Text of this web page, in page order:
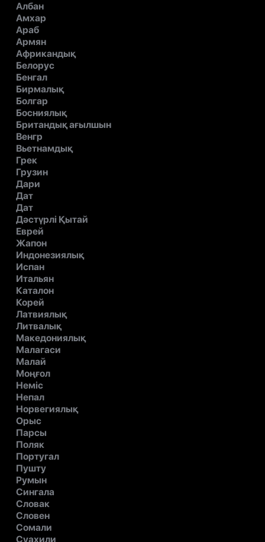
Албан
Амхар
Араб
Армян
Африкандық
Белорус
Бенгал
Бирмалық
Болгар
Босниялық
Британдық ағылшын
Венгр
Вьетнамдық
Грек
Грузин
Дари
Дат
Дат
Дәстүрлі Қытай
Еврей
Жапон
Индонезиялық
Испан
Итальян
Каталон
Корей
Латвиялық
Литвалық
Македониялық
Малагаси
Малай
Моңғол
Неміс
Непал
Норвегиялық
Орыс
Парсы
Поляк
Португал
Пушту
Румын
Сингала
Словак
Словен
Сомали
Суахили